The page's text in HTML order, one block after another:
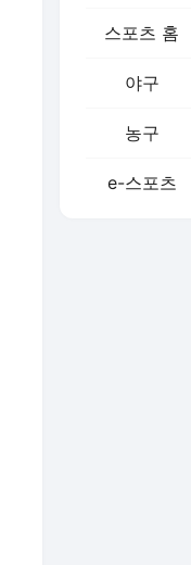
스포츠 홈
야구
농구
e-스포츠